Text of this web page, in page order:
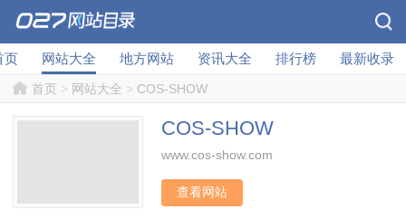
页 网站大全 地方网站 资讯大全 排行榜 最新收录
首页 > 网站大全 > COS-SHOW
COS-SHOW
www.cos-show.com
查看网站